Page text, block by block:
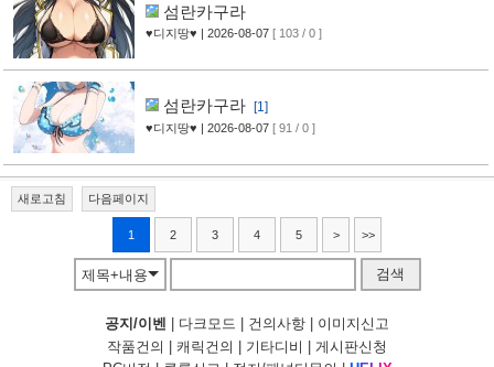
섬란카구라
♥디지땅♥ | 2026-08-07 [ 103 / 0 ]
섬란카구라 [1]
♥디지땅♥ | 2026-08-07 [ 91 / 0 ]
새로고침 다음페이지
1 2 3 4 5 > >>
제목+내용 검색
공지/이벤 | 다크모드 | 건의사항 | 이미지신고
작품건의 | 캐릭건의 | 기타디비 | 게시판신청